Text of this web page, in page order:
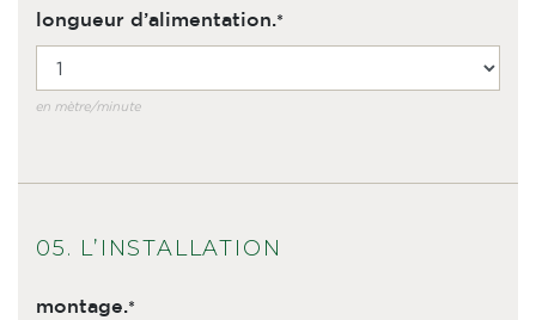
longueur d’alimentation.
en mètre/minute
05. L’INSTALLATION
montage.